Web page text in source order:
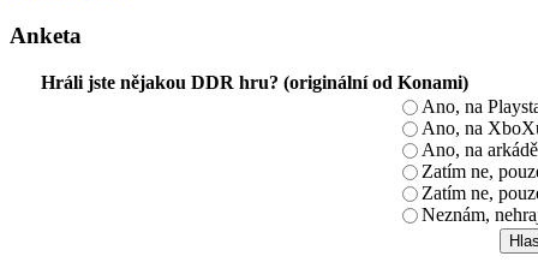
Anketa
Hráli jste nějakou DDR hru? (originální od Konami)
Ano, na
Ano, na
Ano, na arkádě
Zatím ne,
Zatím ne,
Neznám,